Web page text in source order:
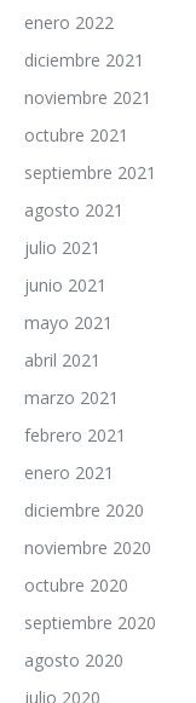
enero 2022
diciembre 2021
noviembre 2021
octubre 2021
septiembre 2021
agosto 2021
julio 2021
junio 2021
mayo 2021
abril 2021
marzo 2021
febrero 2021
enero 2021
diciembre 2020
noviembre 2020
octubre 2020
septiembre 2020
agosto 2020
julio 2020